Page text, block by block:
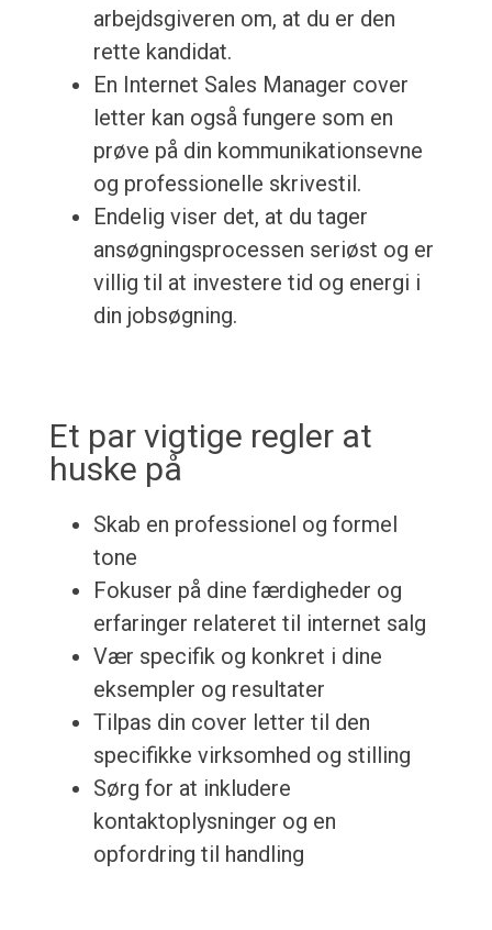
arbejdsgiveren om, at du er den
rette kandidat.
En Internet Sales Manager cover
letter kan også fungere som en
prøve på din kommunikationsevne
og professionelle skrivestil.
Endelig viser det, at du tager
ansøgningsprocessen seriøst og er
villig til at investere tid og energi i
din jobsøgning.
Et par vigtige regler at
huske på
Skab en professionel og formel
tone
Fokuser på dine færdigheder og
erfaringer relateret til internet salg
Vær specifik og konkret i dine
eksempler og resultater
Tilpas din cover letter til den
specifikke virksomhed og stilling
Sørg for at inkludere
kontaktoplysninger og en
opfordring til handling